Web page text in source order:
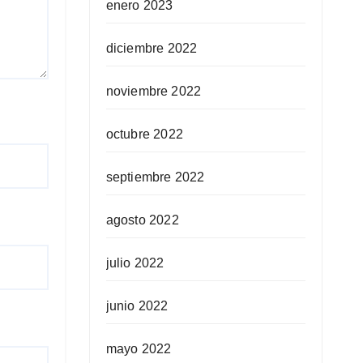
enero 2023
diciembre 2022
noviembre 2022
octubre 2022
septiembre 2022
agosto 2022
julio 2022
junio 2022
mayo 2022